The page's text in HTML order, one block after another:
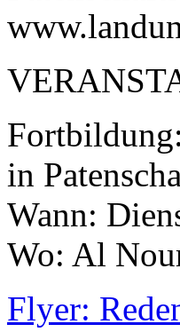
in
Wann:
Wo: Al
Flyer: